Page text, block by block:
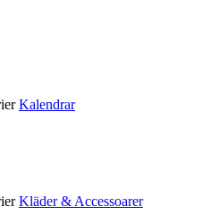
Kalendrar
Kläder & Accessoarer